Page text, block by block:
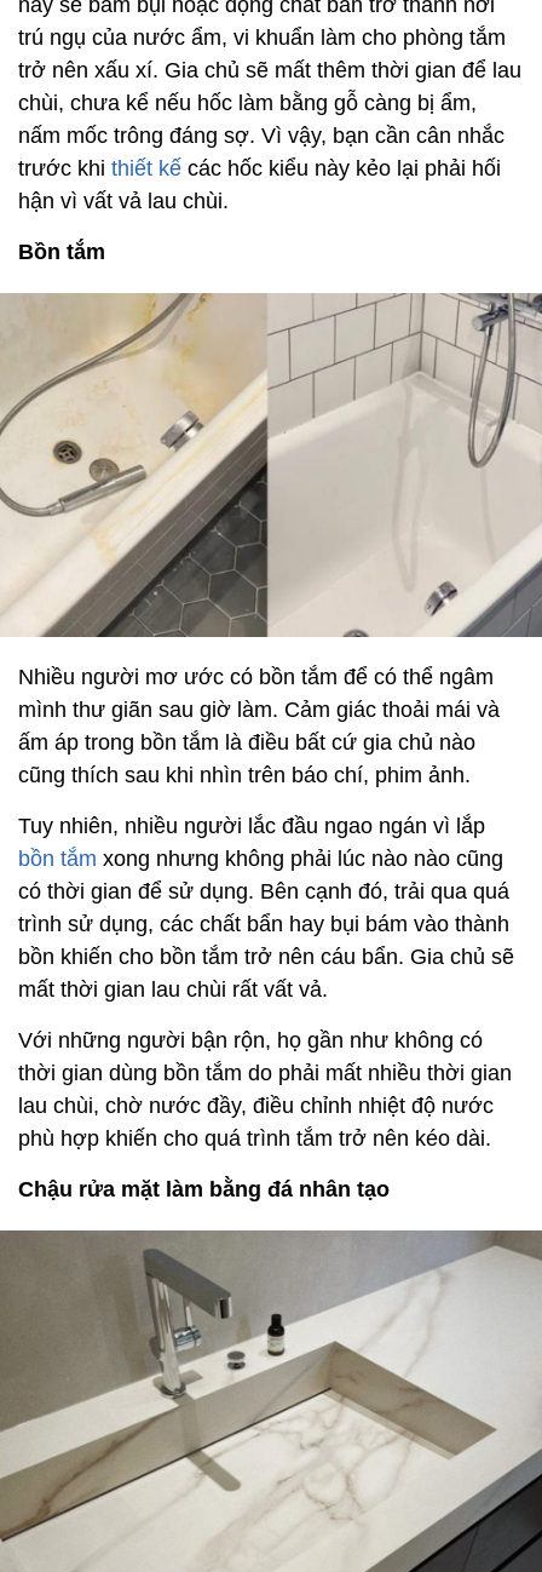
này sẽ bám bụi hoặc đọng chất bẩn trở thành nơi
trú ngụ của nước ẩm, vi khuẩn làm cho phòng tắm
trở nên xấu xí. Gia chủ sẽ mất thêm thời gian để lau
chùi, chưa kể nếu hốc làm bằng gỗ càng bị ẩm,
nấm mốc trông đáng sợ. Vì vậy, bạn cần cân nhắc
trước khi thiết kế các hốc kiểu này kẻo lại phải hối
hận vì vất vả lau chùi.
Bồn tắm
Nhiều người mơ ước có bồn tắm để có thể ngâm
mình thư giãn sau giờ làm. Cảm giác thoải mái và
ấm áp trong bồn tắm là điều bất cứ gia chủ nào
cũng thích sau khi nhìn trên báo chí, phim ảnh.
Tuy nhiên, nhiều người lắc đầu ngao ngán vì lắp
bồn tắm xong nhưng không phải lúc nào nào cũng
có thời gian để sử dụng. Bên cạnh đó, trải qua quá
trình sử dụng, các chất bẩn hay bụi bám vào thành
bồn khiến cho bồn tắm trở nên cáu bẩn. Gia chủ sẽ
mất thời gian lau chùi rất vất vả.
Với những người bận rộn, họ gần như không có
thời gian dùng bồn tắm do phải mất nhiều thời gian
lau chùi, chờ nước đầy, điều chỉnh nhiệt độ nước
phù hợp khiến cho quá trình tắm trở nên kéo dài.
Chậu rửa mặt làm bằng đá nhân tạo